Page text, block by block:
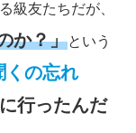
級友たちだが、
か？」という
くの忘れ
行ったんだ